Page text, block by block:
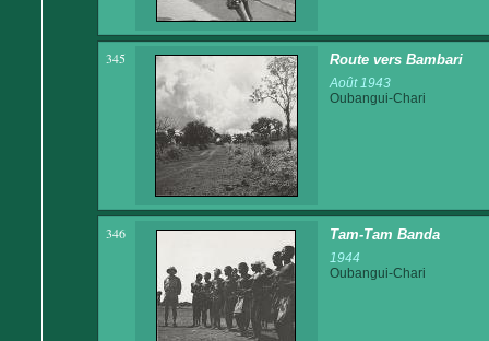
345 Route vers Bambari
Août 1943
Oubangui-Chari
346 Tam-Tam Banda
1944
Oubangui-Chari